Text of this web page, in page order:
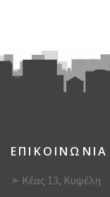
ΕΠΙΚΟΙΝΩΝΙΑ
➣ Κέας 13, Κυψέλη